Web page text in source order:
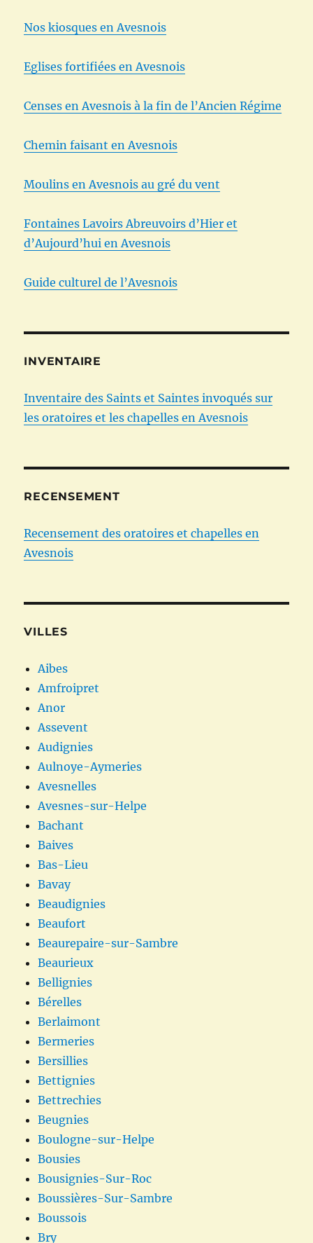
Nos kiosques en Avesnois
Eglises fortifiées en Avesnois
Censes en Avesnois à la fin de l’Ancien Régime
Chemin faisant en Avesnois
Moulins en Avesnois au gré du vent
Fontaines Lavoirs Abreuvoirs d’Hier et
d’Aujourd’hui en Avesnois
Guide culturel de l’Avesnois
INVENTAIRE
Inventaire des Saints et Saintes invoqués sur
les oratoires et les chapelles en Avesnois
RECENSEMENT
Recensement des oratoires et chapelles en
Avesnois
VILLES
Aibes
Amfroipret
Anor
Assevent
Audignies
Aulnoye-Aymeries
Avesnelles
Avesnes-sur-Helpe
Bachant
Baives
Bas-Lieu
Bavay
Beaudignies
Beaufort
Beaurepaire-sur-Sambre
Beaurieux
Bellignies
Bérelles
Berlaimont
Bermeries
Bersillies
Bettignies
Bettrechies
Beugnies
Boulogne-sur-Helpe
Bousies
Bousignies-Sur-Roc
Boussières-Sur-Sambre
Boussois
Bry